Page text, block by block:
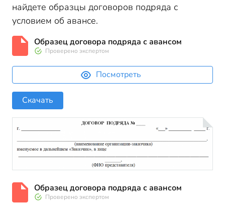
найдете образцы договоров подряда с
условием об авансе.
Образец договора подряда с авансом
Проверено экспертом
Посмотреть
Скачать
Образец договора подряда с авансом
Проверено экспертом